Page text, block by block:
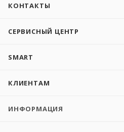
КОНТАКТЫ
СЕРВИСНЫЙ ЦЕНТР
SMART
КЛИЕНТАМ
ИНФОРМАЦИЯ